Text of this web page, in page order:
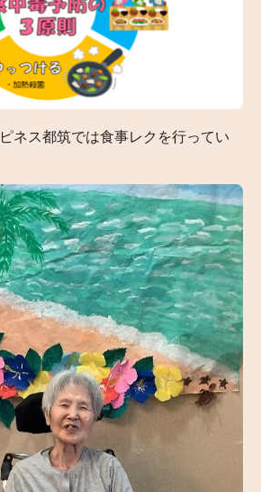
ネス都筑では食事レクを行ってい